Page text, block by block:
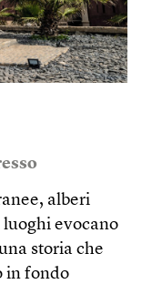
alberi
evocano
storia che
in fondo